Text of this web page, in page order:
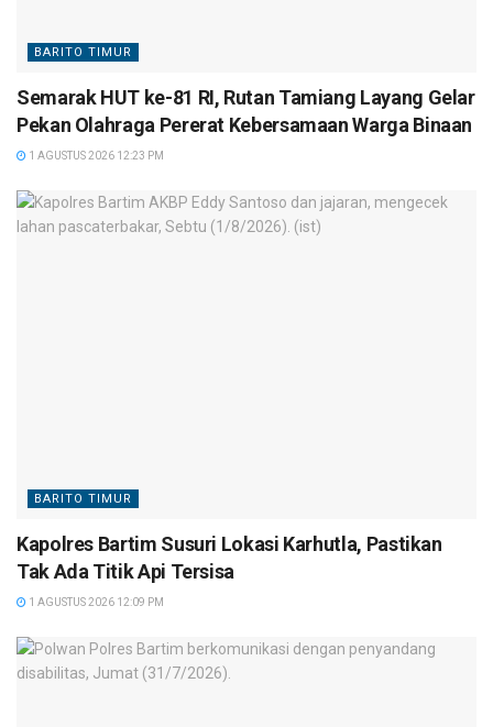
BARITO TIMUR
Semarak HUT ke-81 RI, Rutan Tamiang Layang Gelar
Pekan Olahraga Pererat Kebersamaan Warga Binaan
1 AGUSTUS 2026 12:23 PM
BARITO TIMUR
Kapolres Bartim Susuri Lokasi Karhutla, Pastikan
Tak Ada Titik Api Tersisa
1 AGUSTUS 2026 12:09 PM